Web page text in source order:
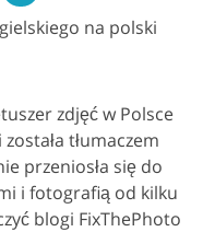
na polski
zdjęć w Polsce
tłumaczem
przeniosła się do
i fotografią od kilku
blogi FixThePhoto